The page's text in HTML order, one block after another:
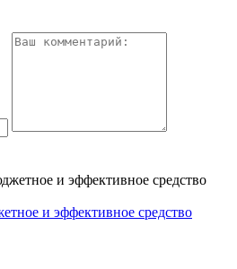
и эффективное средство